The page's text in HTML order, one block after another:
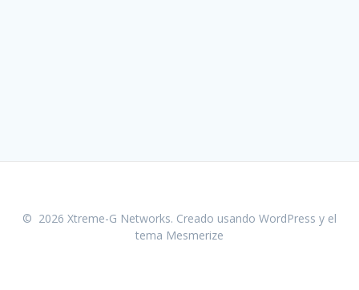
© 2026 Xtreme-G Networks. Creado usando WordPress y el
tema Mesmerize